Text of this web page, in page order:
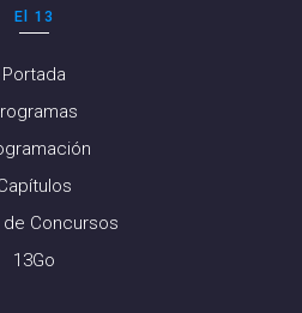
El 13
Portada
de Concursos
13Go